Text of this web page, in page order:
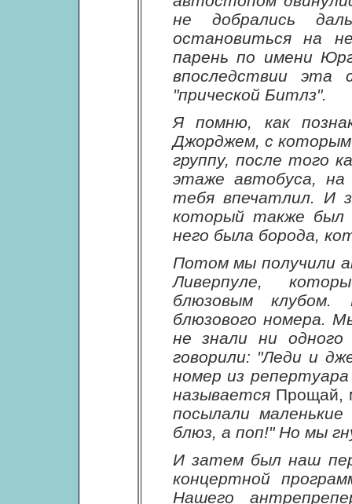
не добрались
остановиться на
парень по имени
впоследствии эта
"прической Битлз".
Я помню, как
Джорджем, с
группу, после того
этаже автобуса,
тебя впечатлил. И
который также был
него была борода,
Потом мы получили
Ливерпуле,
блюзовым
блюзового номера.
не знали ни
говорили: "Леди и
номер из
называется Прощай,
посылали
блюз, а поп!" Но мы
И затем был наш
концертной
Нашего